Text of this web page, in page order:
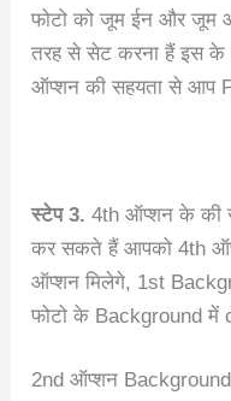
फोटो को जूम ईन और जूम
तरह से सेट करना हैं इस के
ऑप्शन की सहयता से आप
स्टेप 3. 4th ऑप्शन के की
कर सकते हैं आपको 4th
ऑप्शन मिलेगे, 1st
फोटो के Background
2nd ऑप्शन